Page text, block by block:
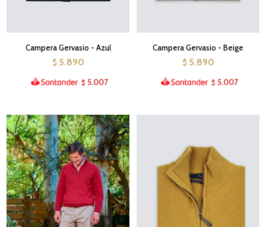
Campera Gervasio - Azul
$ 5.890
$ 5.007
Campera Gervasio - Beige
$ 5.890
$ 5.007